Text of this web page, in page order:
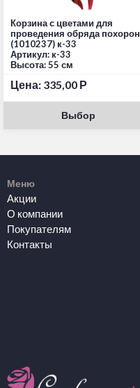
Корзина с цветами для
проведения обряда похорон
(1010237) к-33
Артикул: к-33
Высота: 55 см
Цена: 335,00 Р
Выбор
Меню
Акции
О компании
Покупателям
Контакты